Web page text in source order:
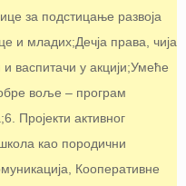
за подстицање развоја
и младих;Дечја права, чија
васпитачи у акцији;Умеће
воље – програм
Пројекти активног
као породични
Кооперативне